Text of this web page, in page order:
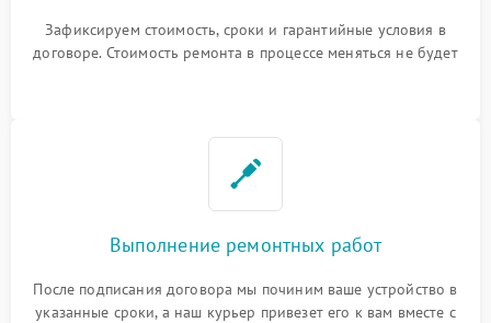
Зафиксируем стоимость, сроки и гарантийные условия в
договоре. Стоимость ремонта в процессе меняться не будет
Выполнение ремонтных работ
После подписания договора мы починим ваше устройство в
указанные сроки, а наш курьер привезет его к вам вместе с